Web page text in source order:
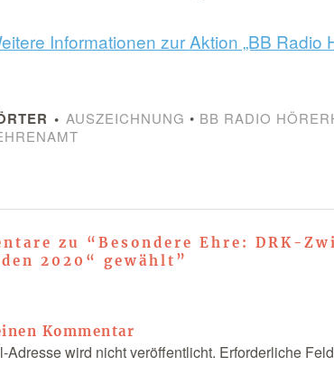
Informationen zur Aktion „BB Radio
AUSZEICHNUNG • BB RADIO
zu “ Besondere Ehre: DRK-
2020“ gewählt ”
Kommentar
Adresse wird nicht veröffentlicht. Erforderliche